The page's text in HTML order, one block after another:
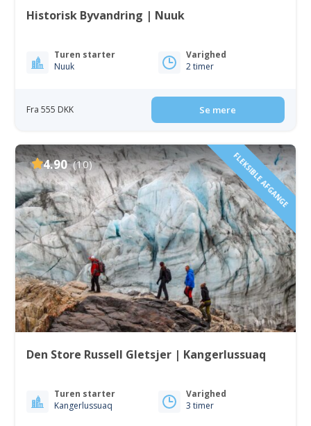
Historisk Byvandring | Nuuk
Turen starter
Nuuk
Varighed
2 timer
Fra 555 DKK Se mere
4.90 (10) FLEKSIBLE AFGANGE
Den Store Russell Gletsjer | Kangerlussuaq
Turen starter
Kangerlussuaq
Varighed
3 timer